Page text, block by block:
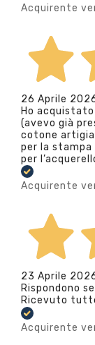
Acquirente
26 Aprile
Ho
(avevo già
cotone
per la
per
Acquirente
23 Aprile
Rispondono
Ricevuto
Acquirente